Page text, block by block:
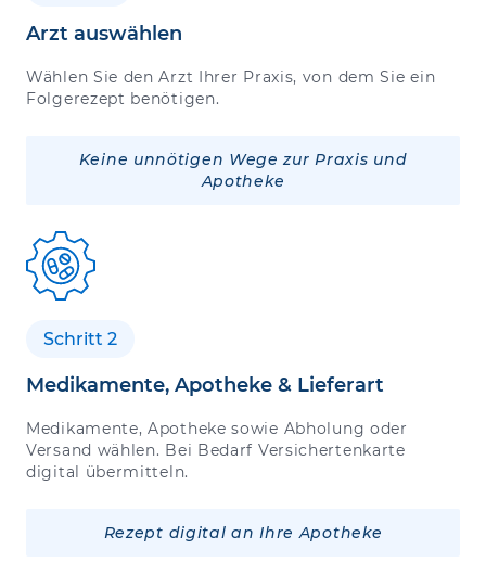
Arzt auswählen
Wählen Sie den Arzt Ihrer Praxis, von dem Sie ein
Folgerezept benötigen.
Keine unnötigen Wege zur Praxis und
Apotheke
Schritt 2
Medikamente, Apotheke & Lieferart
Medikamente, Apotheke sowie Abholung oder
Versand wählen. Bei Bedarf Versichertenkarte
digital übermitteln.
Rezept digital an Ihre Apotheke